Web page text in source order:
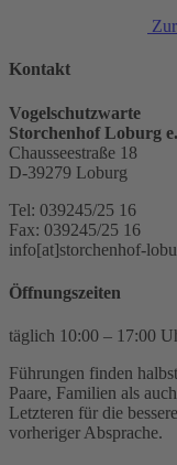
Kontakt
Vogelschutzwarte
Storchenhof Loburg
Chausseestraße 18
D-39279 Loburg
Tel: 039245/25 16
Fax: 039245/25 16
info[at]storchenhof-
Öffnungszeiten
täglich 10:00 – 17:00
Führungen finden
Paare, Familien als
Letzteren für die
vorheriger Absprache.